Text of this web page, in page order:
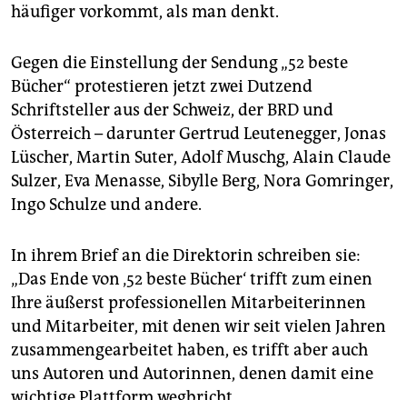
häufiger vorkommt, als man denkt.
Gegen die Einstellung der Sendung „52 beste
Bücher“ protestieren jetzt zwei Dutzend
Schriftsteller aus der Schweiz, der BRD und
Österreich – darunter Gertrud Leutenegger, Jonas
Lüscher, Martin Suter, Adolf Muschg, Alain Claude
Sulzer, Eva Menasse, Sibylle Berg, Nora Gomringer,
Ingo Schulze und andere.
In ihrem Brief an die Direktorin schreiben sie:
„Das Ende von ‚52 beste Bücher‘ trifft zum einen
Ihre äußerst professionellen Mitarbeiterinnen
und Mitarbeiter, mit denen wir seit vielen Jahren
zusammengearbeitet haben, es trifft aber auch
uns Autoren und Autorinnen, denen damit eine